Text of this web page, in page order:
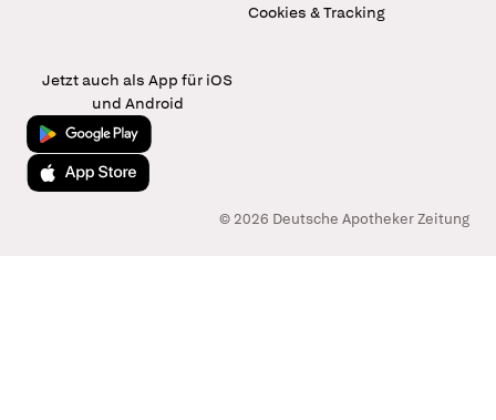
Cookies & Tracking
Jetzt auch als App für iOS
und Android
Jetzt bei Google Play
Laden im App Store
© 2026 Deutsche Apotheker Zeitung